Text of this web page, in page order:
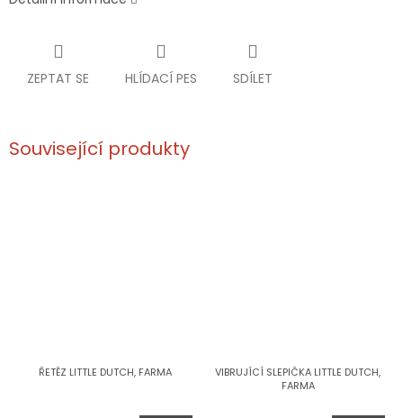
ZEPTAT SE HLÍDACÍ PES SDÍLET
Související produkty
ŘETĚZ LITTLE DUTCH, FARMA
VIBRUJÍCÍ SLEPIČKA LITTLE DUTCH,
FARMA